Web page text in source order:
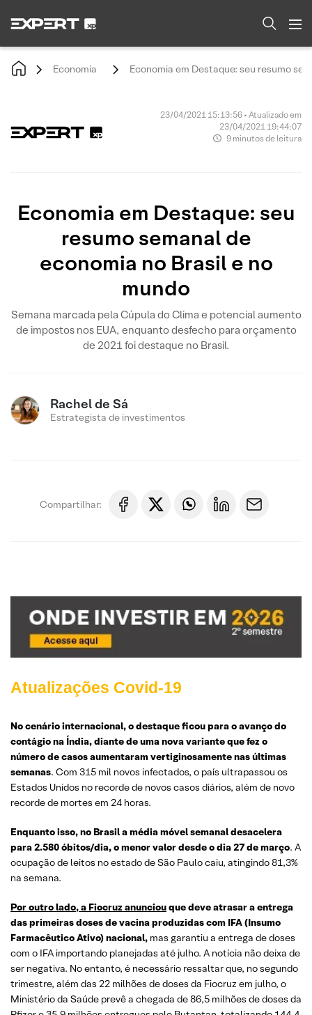
Economia Economia em Destaque: seu resumo
23/04/2021 15:13:56 • Atualizado em
23/04/2021 19:44:07
9 minutos de leitura
Economia em Destaque: seu
resumo semanal de
economia no Brasil e no
mundo
Semana marcada pela Cúpula do Clima e potencial aumento
de impostos nos EUA, enquanto desfecho para orçamento
de 2021 foi destaque no Brasil.
Rachel de Sá
Estrategista de investimentos
Compartilhar:
Atualizações Covid-19
No cenário internacional, o destaque ficou para o avanço do
contágio na Índia, diante de uma nova variante que fez o
número de casos aumentaram vertiginosamente nas últimas
semanas. Com 315 mil novos infectados, o país ultrapassou os
Estados Unidos no recorde de novos casos diários, além de novo
recorde de mortes em 24 horas.
Enquanto isso, no Brasil a média móvel semanal desacelera
para 2.580 óbitos/dia, o menor valor desde o dia 27 de março. A
ocupação de leitos no estado de São Paulo caiu, atingindo 81,3%
na semana.
Por outro lado, a Fiocruz anunciouque deve atrasar a entrega
das primeiras doses de vacina produzidas com IFA (Insumo
Farmacêutico Ativo) nacional, mas garantiu a entrega de doses
com o IFA importando planejadas até julho. A notícia não deixa de
ser negativa. No entanto, é necessário ressaltar que, no segundo
trimestre, além das 22 milhões de doses da Fiocruz em julho, o
Ministério da Saúde prevê a chegada de 86,5 milhões de doses da